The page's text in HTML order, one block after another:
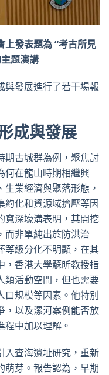
上發表題為 “考古所見
題演講
與發展進行了若干場報
成與發展
期古城群為例，聚焦討
何在龍山時期相繼興
業經濟與聚落形態，
約化和資源域擠壓等因
寬深壕溝表明，其開挖
而非單純出於防洪治
等級分化不明顯，在其
，香港大學蘇昕教授指
類活動空間，但也需要
口規模等因素。他特別
，以及漯河案例能否放
中加以理解。
入查海遺址研究，重新
萌芽。報告認為，早期